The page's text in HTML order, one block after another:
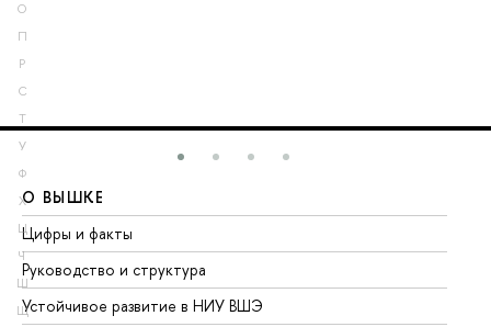
О
П
Р
С
Т
У
Ф
Х
Ц
Ч
Ш
Щ
О ВЫШКЕ
Цифры и факты
Руководство и структура
Устойчивое развитие в НИУ ВШЭ